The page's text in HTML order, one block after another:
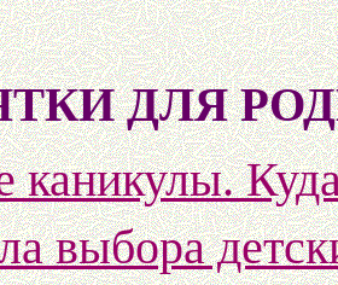
ДЛЯ
каникулы.
выбора